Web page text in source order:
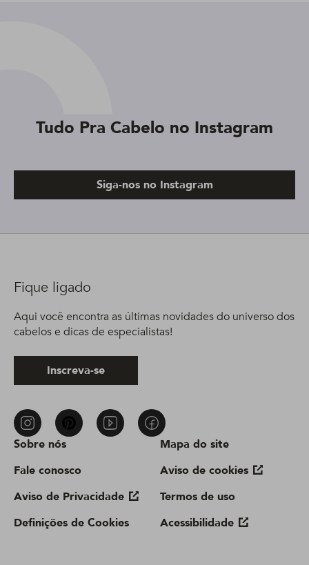
Tudo Pra Cabelo no Instagram
Siga-nos no Instagram
Sobre nós
Fale conosco
Aviso de Privacidade
Definições de Cookies
Mapa do site
Aviso de cookies
Termos de uso
Acessibilidade
Fique ligado
Aqui você encontra as últimas novidades do universo dos
cabelos e dicas de especialistas!
Inscreva-se